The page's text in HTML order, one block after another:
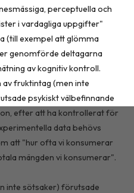
perceptuella och
i vardagliga uppgifter"
(till exempel att glömma
genomförde deltagarna
av kognitiv kontroll.
av fruktintag (men inte
psykiskt välbefinnande
efter att ha kontrollerat för
data behövs
att "hur ofta vi konsumerar
mängden vi konsumerar".
inte sötsaker) förutsade